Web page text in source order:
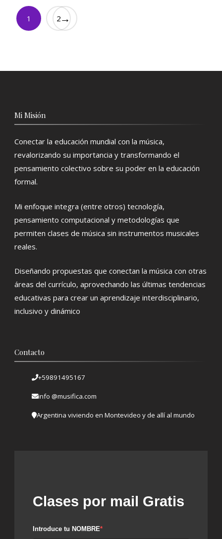
1 2→
Mi Misión
Conectar la educación mundial con la música,
revalorizando su importancia y transformando el
pensamiento colectivo sobre su poder en la educación
formal.
Mi enfoque integra (entre otros) tecnología,
pensamiento computacional y metodologías que
permiten clases de música sin instrumentos musicales
reales.
Diseñando propuestas que conectan la música con otras
áreas del currículo, aprovechando las últimas tendencias
educativas para crear un aprendizaje interdisciplinario,
inclusivo y dinámico
Contacto
+59891495167
info @musifica.com
Argentina viviendo en Montevideo y de allí al mundo